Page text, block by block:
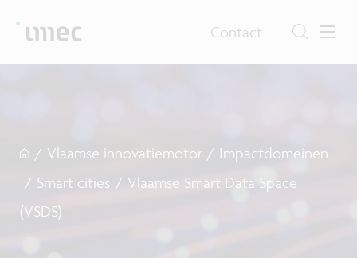
Contact
/ Vlaamse innovatiemotor / Impactdomeinen
/ Smart cities / Vlaamse Smart Data Space
(VSDS)